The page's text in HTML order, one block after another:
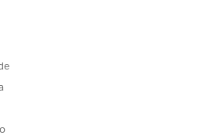
de uso de dados para empréstimo
solicitar o consentimento deles
de admissão da solicitação para